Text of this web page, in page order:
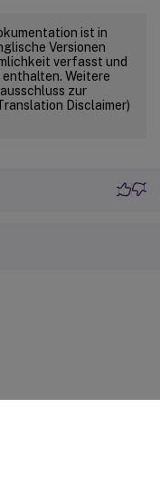
ist in
Versionen
verfasst und
Weitere
zur
Disclaimer)